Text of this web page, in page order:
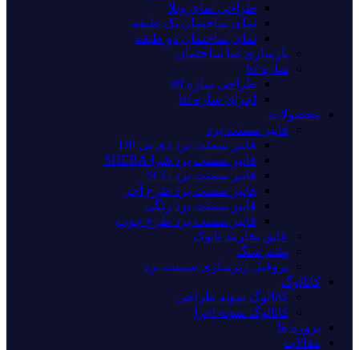
طراحی نمای ویلا
نمای ساختمان یک طبقه
نمای ساختمان دو طبقه
بازسازی نما ساختمان
سازه lsf
طراحی سازه lsf
اجرای سازه lsf
محصولات
فایبر سمنت برد
فایبر سمنت برد دی پی DP
فایبر سمنت برد شرا SHERA
فایبر سمنت برد SCG
فایبر سمنت برد طرح آجر
فایبر سمنت برد رنگی
فایبر سمنت برد طرح چوب
عایق بخاربند تایوک
پشم سنگ
پروفیل زیرسازی سمنت برد
کاتالوگ
کاتالوگ نمونه طراحی
کاتالوگ نمونه اجرا
پروژه ها
مقالات